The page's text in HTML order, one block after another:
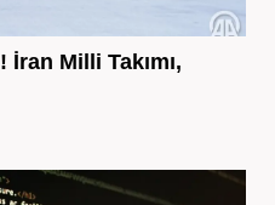
Milli Takımı,